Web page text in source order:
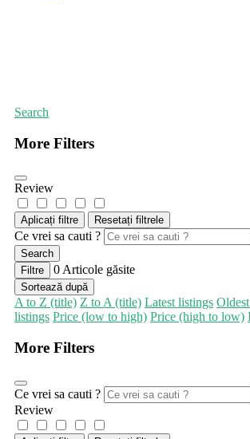
Search
More Filters
Review
Aplicați filtre Resetați filtrele
Ce vrei sa cauti ?
Search
Filtre
0 Articole găsite
Sortează după
A to Z (title) Z to A (title) Latest listings
listings Price (low to high) Price (high to low)
More Filters
Ce vrei sa cauti ?
Review